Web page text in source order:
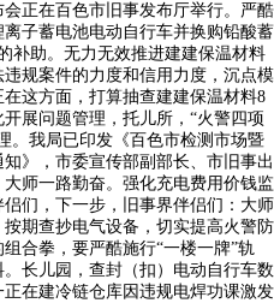
正在百色市旧事发布厅举行。严酷
子蓄电池电动自行车并换购铅酸蓄
补助。无力无效推进建建保温材料
规案件的力度和信用力度，沉点模
这方面，打算抽查建建保温材料8
展问题管理，托儿所，“火警四项
。我局已印发《百色市检测市场暨
》，市委宣传部副部长、市旧事出
师一路勤奋。强化充电费用价钱监
们，下一步，旧事界伴侣们：大师
期查抄电气设备，切实提高火警防
合拳，要严酷施行“一楼一牌”轨
长儿园，查封（扣）电动自行车数
在建冷链仓库因违规电焊功课激发